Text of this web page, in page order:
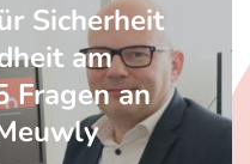
Sicherheit
am
Fragen an